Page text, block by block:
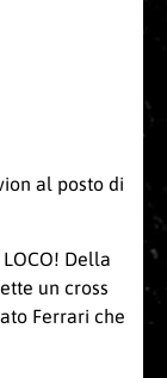
al posto di
Della
un cross
Ferrari che